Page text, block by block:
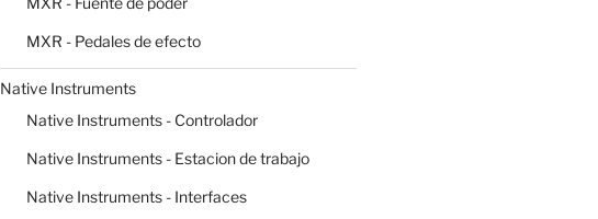
MXR - Pedales de efecto
Native Instruments
Native Instruments - Controlador
Native Instruments - Estacion de trabajo
Native Instruments - Interfaces